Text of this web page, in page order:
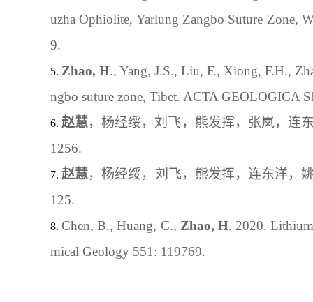
uzha Ophiolite, Yarlung Zangbo Suture Zone,
9.
Zhao, H., Yang, J.S., Liu, F., Xiong, F.H.,
ngbo suture zone, Tibet. ACTA GEOLOGICA
赵慧，杨经绥，刘飞，熊发挥，张岚，连
1256.
赵慧， 杨经绥， 刘飞，熊发挥，连东洋，
125.
Chen, B., Huang, C., Zhao, H. 2020.
mical Geology 551: 119769.